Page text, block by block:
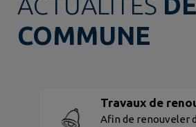
COMMUNE
Travaux de
du réseau d'eau
Afin de renouveler